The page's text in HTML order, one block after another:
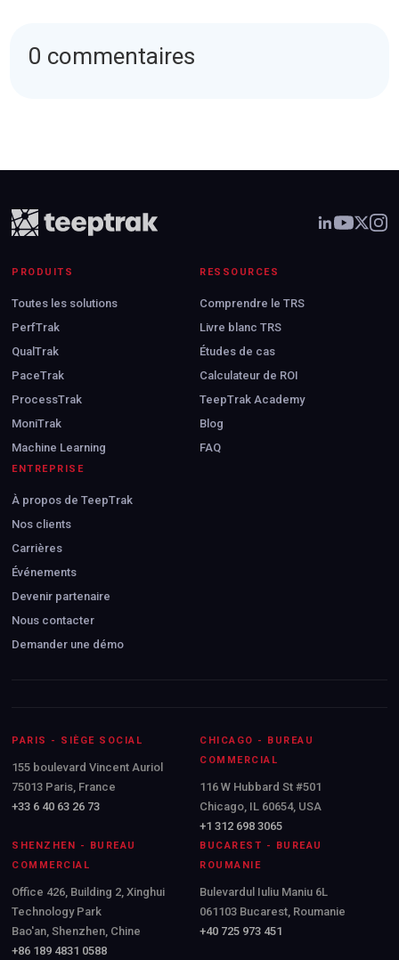
0 commentaires
PRODUITS
Toutes les solutions
PerfTrak
QualTrak
PaceTrak
ProcessTrak
MoniTrak
Machine Learning
RESSOURCES
Comprendre le TRS
Livre blanc TRS
Études de cas
Calculateur de ROI
TeepTrak Academy
Blog
FAQ
ENTREPRISE
À propos de TeepTrak
Nos clients
Carrières
Événements
Devenir partenaire
Nous contacter
Demander une démo
PARIS - SIÈGE SOCIAL
155 boulevard Vincent Auriol
75013 Paris, France
+33 6 40 63 26 73
CHICAGO - BUREAU
COMMERCIAL
116 W Hubbard St #501
Chicago, IL 60654, USA
+1 312 698 3065
SHENZHEN - BUREAU
COMMERCIAL
Office 426, Building 2, Xinghui
Technology Park
Bao'an, Shenzhen, Chine
+86 189 4831 0588
BUCAREST - BUREAU
ROUMANIE
Bulevardul Iuliu Maniu 6L
061103 Bucarest, Roumanie
+40 725 973 451